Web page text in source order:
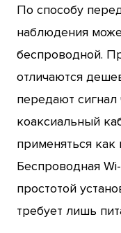
По способу
наблюдения
беспроводной.
отличаются
передают сигнал
коаксиальный
применяться
Беспроводная
простотой
требует лишь